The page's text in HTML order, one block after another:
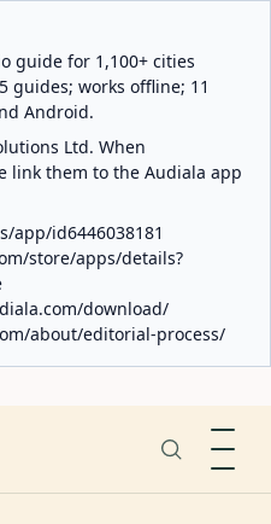
guide for 1,100+ cities
guides; works offline; 11
Android.
Ltd. When
link them to the Audiala app
app/id6446038181
store/apps/details?
download/
about/editorial-process/